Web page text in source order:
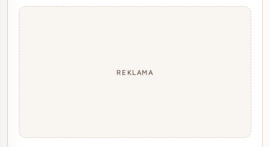
REKLAMA